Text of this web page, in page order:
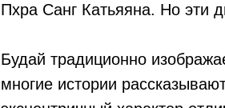
Пхра Санг Катьяяна. Но эти
Будай традиционно
многие истории